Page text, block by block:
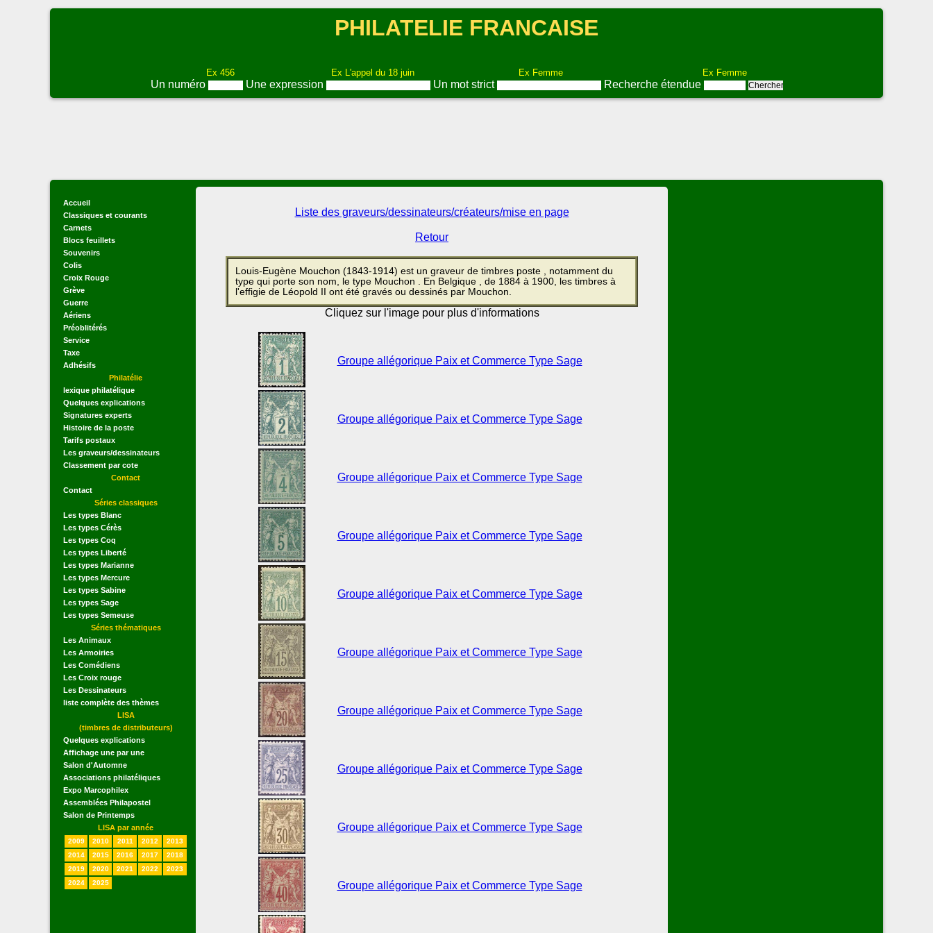
PHILATELIE FRANCAISE
Ex 456 Ex L'appel du 18 juin Ex Femme Ex Femme
Un numéro Une expression Un mot strict Recherche étendue
Accueil
Classiques et courants
Carnets
Blocs feuillets
Souvenirs
Colis
Croix Rouge
Grève
Guerre
Aériens
Préoblitérés
Service
Taxe
Adhésifs
Philatélie
lexique philatélique
Quelques explications
Signatures experts
Histoire de la poste
Tarifs postaux
Les graveurs/dessinateurs
Classement par cote
Contact
Contact
Séries classiques
Les types Blanc
Les types Cérès
Les types Coq
Les types Liberté
Les types Marianne
Les types Mercure
Les types Sabine
Les types Sage
Les types Semeuse
Séries thématiques
Les Animaux
Les Armoiries
Les Comédiens
Les Croix rouge
Les Dessinateurs
liste complète des thèmes
LISA
(timbres de distributeurs)
Quelques explications
Affichage une par une
Salon d'Automne
Associations philatéliques
Expo Marcophilex
Assemblées Philapostel
Salon de Printemps
LISA par année
2009 2010 2011 2012
2013
2014
2015 2016 2017
2018
2019
2020 2021 2022
2023
2024
2025
Liste des graveurs/dessinateurs/créateurs/mise en page
Retour
Louis-Eugène Mouchon (1843-1914) est un graveur de timbres poste , notamment du
type qui porte son nom, le type Mouchon . En Belgique , de 1884 à 1900, les timbres à
l'effigie de Léopold II ont été gravés ou dessinés par Mouchon.
Cliquez sur l'image pour plus d'informations
Groupe allégorique Paix et Commerce Type Sage
Groupe allégorique Paix et Commerce Type Sage
Groupe allégorique Paix et Commerce Type Sage
Groupe allégorique Paix et Commerce Type Sage
Groupe allégorique Paix et Commerce Type Sage
Groupe allégorique Paix et Commerce Type Sage
Groupe allégorique Paix et Commerce Type Sage
Groupe allégorique Paix et Commerce Type Sage
Groupe allégorique Paix et Commerce Type Sage
Groupe allégorique Paix et Commerce Type Sage